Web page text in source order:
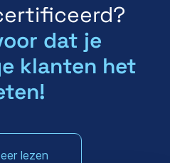
dat je
klanten het
lezen